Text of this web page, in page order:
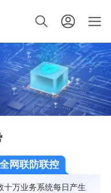
全网联防联控
十万业务系统每日产生